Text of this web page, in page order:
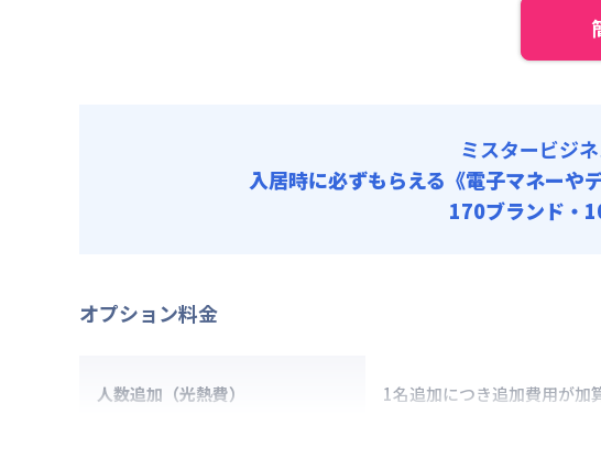
ミスタービジ
入居時に必ずもらえる 《電子マネーや
170ブランド・
オプション料金
人数追加（光熱費） 1名追加につき追加費用が加